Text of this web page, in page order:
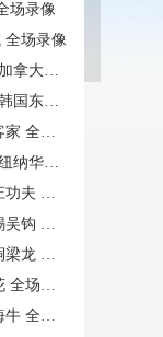
场录像
全场录像
全场录像
场录像
录像
场录像
录像
录像
录像
录像
录像